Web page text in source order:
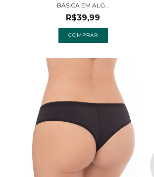
BÁSICA EM ALG...
R$39,99
COMPRAR